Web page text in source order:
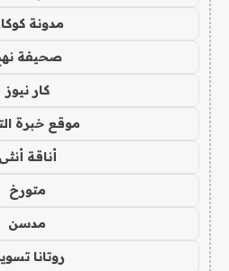
مدونة
صحيفة
كار نيوز
موقع خبرة
أناقة أنثى
متورخ
مدسن
روتانا